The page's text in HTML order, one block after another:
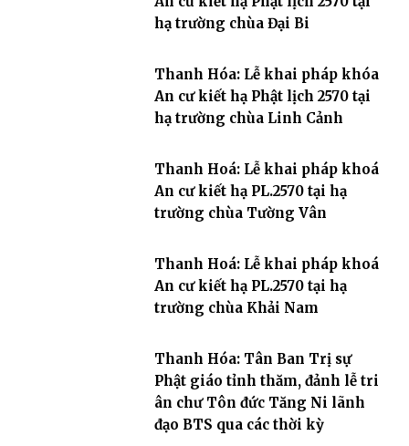
hạ trường chùa Đại Bi
Thanh Hóa: Lễ khai pháp khóa
An cư kiết hạ Phật lịch 2570 tại
hạ trường chùa Linh Cảnh
Thanh Hoá: Lễ khai pháp khoá
An cư kiết hạ PL.2570 tại hạ
trường chùa Tường Vân
Thanh Hoá: Lễ khai pháp khoá
An cư kiết hạ PL.2570 tại hạ
trường chùa Khải Nam
Thanh Hóa: Tân Ban Trị sự
Phật giáo tỉnh thăm, đảnh lễ tri
ân chư Tôn đức Tăng Ni lãnh
đạo BTS qua các thời kỳ